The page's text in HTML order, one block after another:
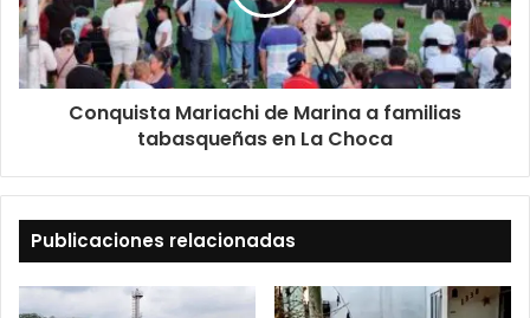
Conquista Mariachi de Marina a familias
tabasqueñas en La Choca
Publicaciones relacionadas